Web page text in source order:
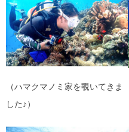
（ハマクマノミ家を覗いてきま
した♪）